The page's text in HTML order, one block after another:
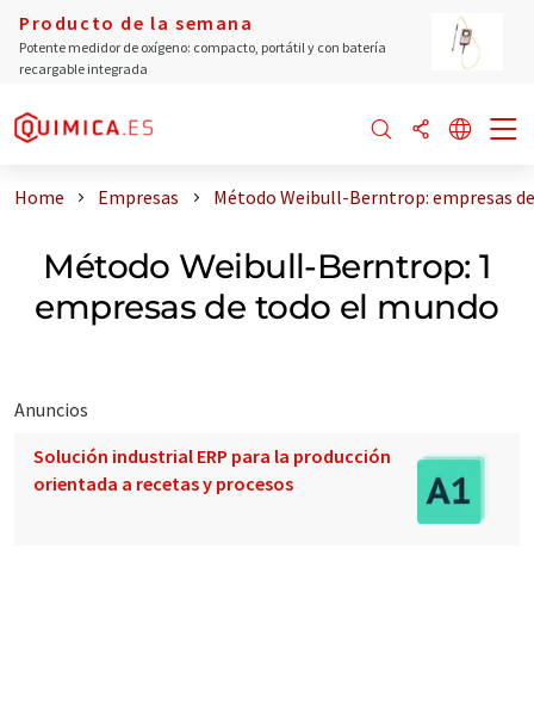
Producto de la semana
Potente medidor de oxígeno: compacto, portátil y con batería
recargable integrada
Home Empresas Método Weibull-Berntrop: empresas
Método Weibull-Berntrop: 1
empresas de todo el mundo
Anuncios
Solución industrial ERP para la producción
orientada a recetas y procesos